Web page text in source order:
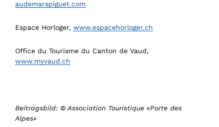
audemarspiguet.com
Espace Horloger, www.espacehorloger.ch
Office du Tourisme du Canton de Vaud,
www.myvaud.ch
Beitragsbild: © Association Touristique «Porte des
Alpes»